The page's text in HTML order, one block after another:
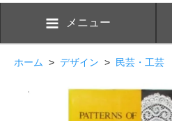
メニュー
ホーム > デザイン > 民芸・工芸